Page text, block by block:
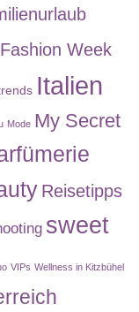
Fashion Week
Italien
Mode My Secret
Reisetipps
sweet
VIPs Wellness in Kitzbühel